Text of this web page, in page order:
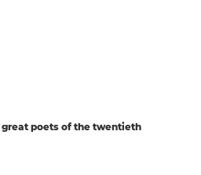
great poets of the twentieth